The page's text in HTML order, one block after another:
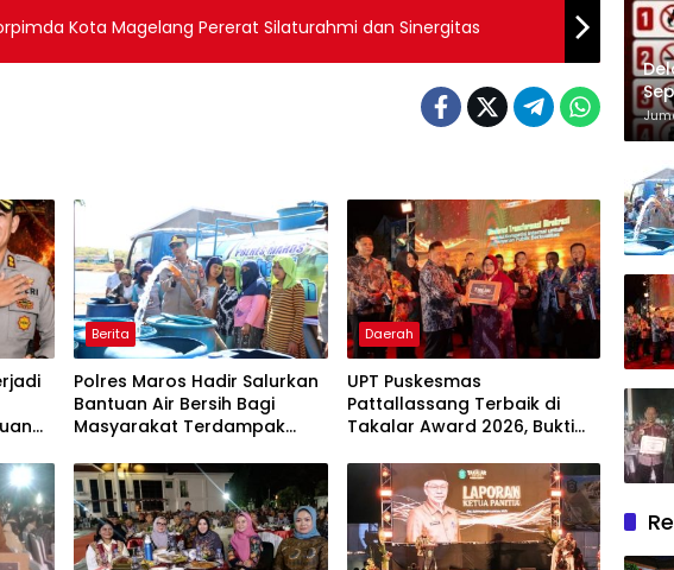
Kota Magelang Pererat Silaturahmi dan Sinergitas
Berita
Polres Maros Hadir Salurkan
Bantuan Air Bersih Bagi
Masyarakat Terdampak
Daerah
UPT Puskesmas
Pattallassang Terbaik di
Takalar Award 2026, Bukti
Pelayanan Kesehatan
Berkualitas